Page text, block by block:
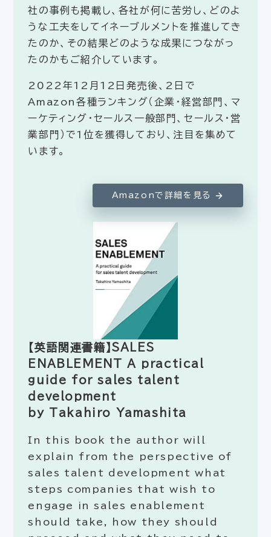
社の事例も掲載し、各社が何に苦労し、どのよ
うな工夫をしてイネーブルメントを推進してき
たのか、その結果どのような成果につながっ
たのかもご紹介しています。
2022年12月12日発売後、2日で
Amazon各種ランキング（企業・経営部門、マ
ーケティング・セールス一般部門、セールス・営
業部門）で1位を獲得しており、注目を集めて
います。
Amazonで詳細を見る
【英語関連書籍】SALES
ENABLEMENT A practical
guide for sales talent
development
by Takahiro Yamashita
In this book the author will
explain from the perspective of
sales talent development what
steps companies that wish to
engage in sales enablement
should take, how they should